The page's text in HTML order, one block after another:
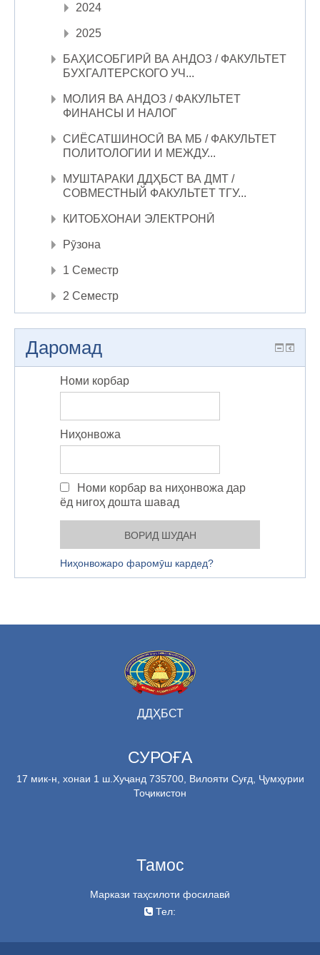
2024
2025
БАҲИСОБГИРӢ ВА АНДОЗ / ФАКУЛЬТЕТ
БУХГАЛТЕРСКОГО УЧ...
МОЛИЯ ВА АНДОЗ / ФАКУЛЬТЕТ
ФИНАНСЫ И НАЛОГ
СИЁСАТШИНОСӢ ВА МБ / ФАКУЛЬТЕТ
ПОЛИТОЛОГИИ И МЕЖДУ...
МУШТАРАКИ ДДҲБСТ ВА ДМТ /
СОВМЕСТНЫЙ ФАКУЛЬТЕТ ТГУ...
КИТОБХОНАИ ЭЛЕКТРОНӢ
Рӯзона
1 Семестр
2 Семестр
Даромад
Номи корбар
Ниҳонвожа
Номи корбар ва ниҳонвожа дар
ёд нигоҳ дошта шавад
Ниҳонвожаро фаромӯш кардед?
ДДҲБСТ
СУРОҒА
17 мик-н, хонаи 1 ш.Хуҷанд 735700, Вилояти Суғд, Ҷумҳурии
Тоҷикистон
Тамос
Маркази таҳсилоти фосилавӣ
Тел: